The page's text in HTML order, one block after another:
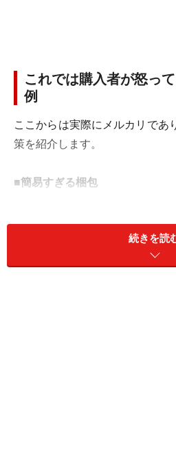
これでは購入者が怒っ
例
ここからは実際にメルカリであ
策を紹介します。
■簡易すぎる梱包
つまり中身を守る」ことが大前
いる郵便局やヤマト運輸などの
に扱ってくれていますが、それ
続きを読